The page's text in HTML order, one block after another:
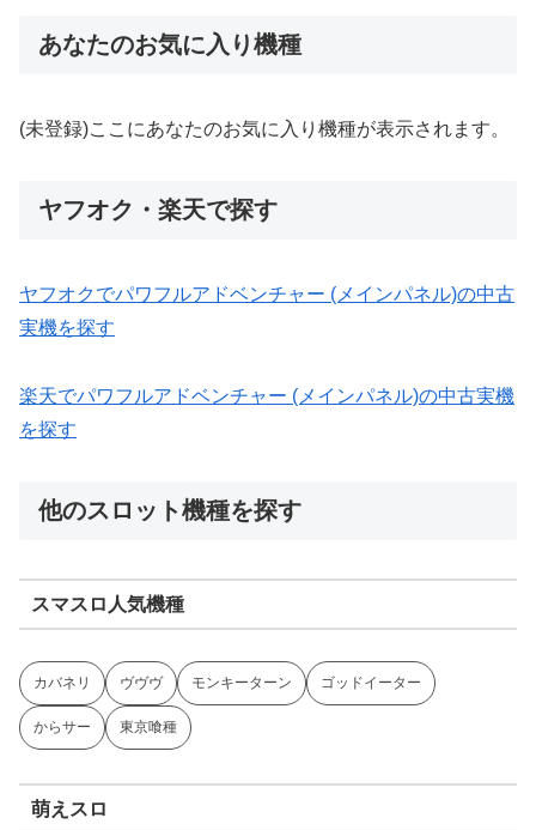
あなたのお気に入り機種
(未登録)ここにあなたのお気に入り機種が表示されます。
ヤフオク・楽天で探す
ヤフオクでパワフルアドベンチャー (メインパネル)の中古
実機を探す
楽天でパワフルアドベンチャー (メインパネル)の中古実機
を探す
他のスロット機種を探す
スマスロ人気機種
カバネリ ヴヴヴ モンキーターン ゴッドイーター
からサー 東京喰種
萌えスロ